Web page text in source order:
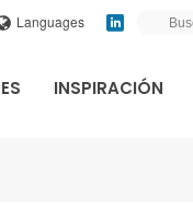
Languages
INSPIRACIÓN